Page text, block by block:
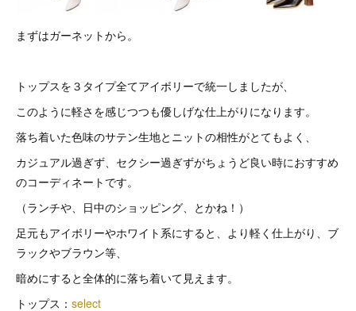
まずはガーネットから。
トップスを３タイプ全てアイボリーで統一しましたが、
このように軽さを感じつつも優しげな仕上がりになります。
落ち着いた色味のサテン生地とニットの相性がとてもよく、
カジュアル過ぎず、セクシー過ぎずがちょうど良い時におすすめ
のコーディネートです。
（ランチや、日中のショッピング、とかね！）
足元もアイボリーやホワイト系にすると、より軽く仕上がり、ブ
ラックやブラウン等、
暗めにすると全体的に落ち着いて見えます。
トップス： select